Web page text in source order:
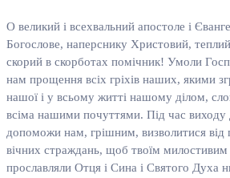
О великий і всехвальний апостоле і
Богослове, наперснику Христовий,
скорий в скорботах помічник! Умоли
нам прощення всіх гріхів наших, якими
нашої і у всьому житті нашому ділом,
всіма нашими почуттями. Під час
допоможи нам, грішним, визволитися від
вічних страждань, щоб твоїм милостивим
прославляли Отця і Сина і Святого Духа